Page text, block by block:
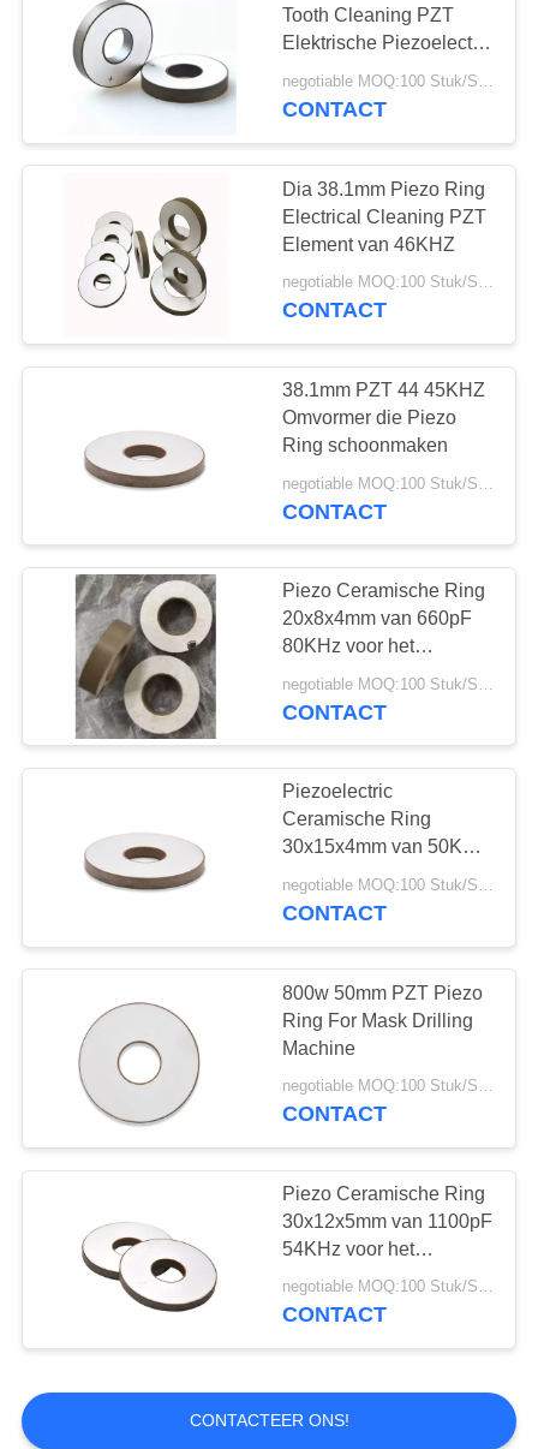
Ultrasone
Afstandssensor
Onderwater
Ultrasone Sensor
12
ultrasoon
lassenomvormer
10
De ultrasone
Omvormer van de
Stroommeter
15
Gasomvormer
9
Tooth Cleaning PZT
Elektrische Piezoelectric
Ceramische Ring van
45KHZ
negotiable MOQ:100 Stuk/Stukken
CONTACT
Dia 38.1mm Piezo Ring
Electrical Cleaning PZT
Element van 46KHZ
negotiable MOQ:100 Stuk/Stukken
CONTACT
38.1mm PZT 44 45KHZ
Omvormer die Piezo
Ring schoonmaken
CONTACT
Piezo Ceramische Ring
20x8x4mm van 660pF
80KHz voor het
Schoonmaken van
Omvormer
CONTACT
Piezoelectric
Ceramische Ring
30x15x4mm van 50KHz
1250pF
negotiable MOQ:100 Stuk/Stukken
CONTACT
800w 50mm PZT Piezo
Ring For Mask Drilling
Machine
negotiable MOQ:100 Stuk/Stukken
CONTACT
Piezo Ceramische Ring
30x12x5mm van 1100pF
54KHz voor het
Schoonmaken van
Omvormer
negotiable MOQ:100 Stuk/Stukken
CONTACT
CONTACTEER ONS!